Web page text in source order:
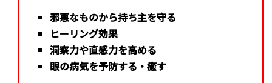
邪悪なものから持ち主を守る
ヒーリング効果
洞察力や直感力を高める
眼の病気を予防する・癒す